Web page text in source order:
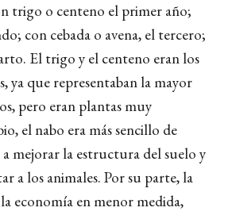
trigo o centeno el primer año;
con cebada o avena, el tercero;
El trigo y el centeno eran los
ya que representaban la mayor
pero eran plantas muy
el nabo era más sencillo de
mejorar la estructura del suelo y
a los animales. Por su parte, la
economía en menor medida,